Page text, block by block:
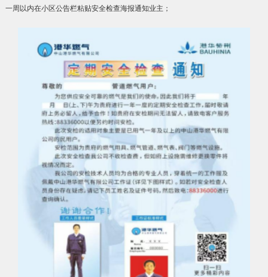
一周以内在小区公告栏粘贴安全检查海报通知业主；